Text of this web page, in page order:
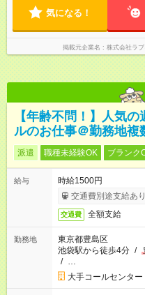
気になる！
掲載元企業名 株式会社ラ
【年齢不問！】人気
ルのお仕事＠勤務地複
派遣 職種未経験OK ブランク
給与
時給1500円
交通費別途支給あり
交通費 全額支給
勤務地
東京都豊島区
池袋駅から徒歩4分 /
/ …
大手コールセンター